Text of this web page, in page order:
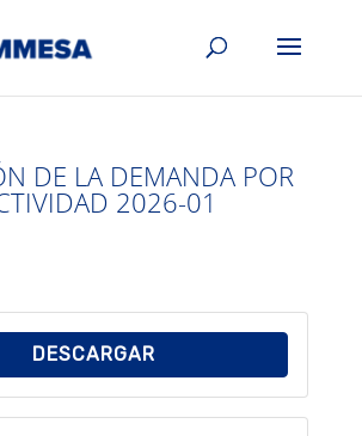
DE LA DEMANDA POR
2026-01
DESCARGAR